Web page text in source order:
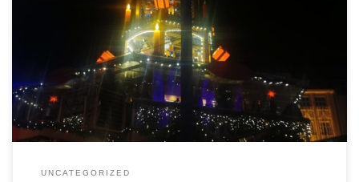
Ein wei­te­res Jahr neigt sich lang­sam zu Ende.Wir freu­en uns euch allen,
Unter­stüt­zer, Freun­de, Mit­glie­der des BRK Holl­feld LogV ein schö­nes
Weih­nachts­fest zu wün­schen.Lasst etwas Ruhe ein­keh­ren und genießt
die Zeit mit eurer Fami­lie und Liebsten. Eure Bereit­schafts­lei­tung des
BRK Holl­feld LogV
UNCATEGORIZED